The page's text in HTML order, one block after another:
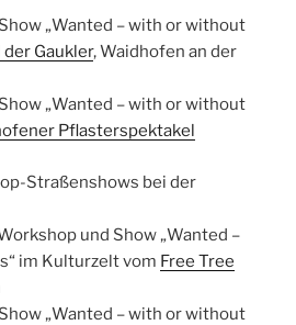
„Wanted – with or without
der Gaukler, Waidhofen an der
„Wanted – with or without
Pflasterspektakel
Straßenshows bei der
und Show „Wanted –
im Kulturzelt vom Free Tree
„Wanted – with or without